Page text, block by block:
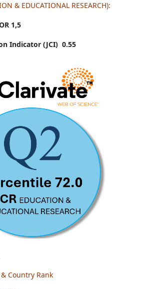
& EDUCATIONAL RESEARCH):
1,5
Indicator (JCI) 0.55